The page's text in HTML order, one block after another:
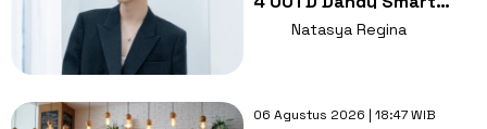
Casual ala Kang Hoon
Natasya Regina
06 Agustus 2026 | 18:47 WIB